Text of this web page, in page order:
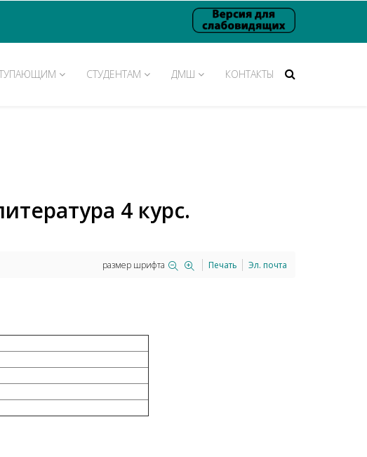
СТУДЕНТАМ ДМШ КОНТАКТЫ
4 курс.
размер шрифта Печать Эл. почта